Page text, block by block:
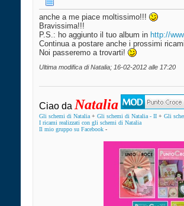
anche a me piace moltissimo!!!
Bravissima!!!
P.S.: ho aggiunto il tuo album in http://
Continua a postare anche i prossimi
Noi passeremo a trovarti!
Ultima modifica di Natalia; 16-02-2012 alle 17:20
Ciao da Natalia
Gli schemi di Natalia+ Gli schemi di Natalia - II + Gli
I ricami realizzati con gli schemi di Natalia
Il mio gruppo su Facebook -